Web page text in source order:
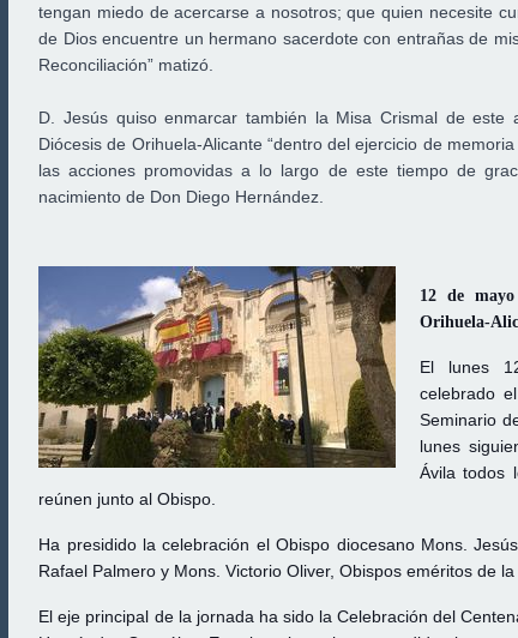
tengan miedo de acercarse a nosotros; que quien necesite
de Dios encuentre un hermano sacerdote con entrañas de
Reconciliación” matizó.
D. Jesús quiso enmarcar también la Misa Crismal de
Diócesis de Orihuela-Alicante “dentro del ejercicio de
las acciones promovidas a lo largo de este tiempo de
nacimiento de Don Diego Hernández.
12 de
Orihuela-
El lunes
celebrado
Seminario
lunes
Ávila todos
reúnen junto al Obispo.
Ha presidido la celebración el Obispo diocesano Mons.
Rafael Palmero y Mons. Victorio Oliver, Obispos eméritos de la
El eje principal de la jornada ha sido la Celebración del